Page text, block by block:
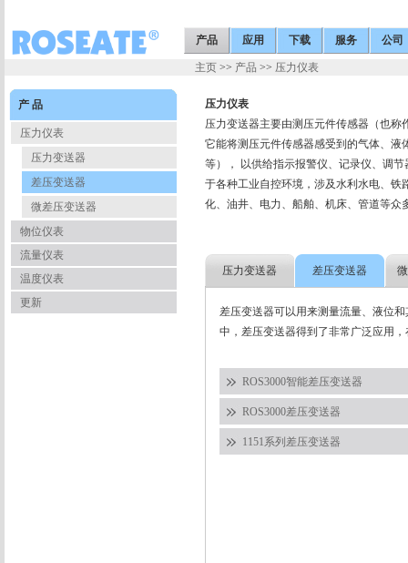
产品 应用 下载 服务 公司
主页 >> 产品 >> 压力仪表
产 品
压力仪表
压力变送器
差压变送器
微差压变送器
物位仪表
流量仪表
温度仪表
更新
压力仪表
压力变送器主要由测压元件传感器（也
它能将测压元件传感器感受到的气体、液
等）， 以供给指示报警仪、记录仪、调
于各种工业自控环境，涉及水利水电、
化、油井、电力、船舶、机床、管道等众
压力变送器 差压变送器
差压变送器可以用来测量流量、液位
中，差压变送器得到了非常广泛应用
ROS3000智能差压变送器
ROS3000差压变送器
1151系列差压变送器